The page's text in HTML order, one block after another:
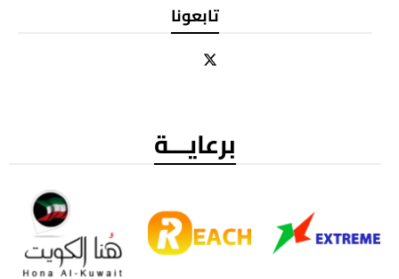
تابعونا
برعايـــة